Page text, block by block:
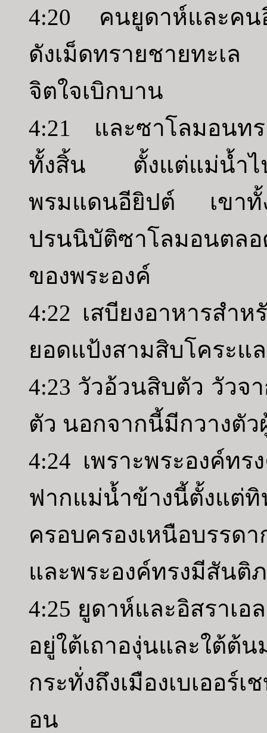
4:20 คนยูดาห์และคน
ดังเม็ดทรายชายทะเ
จิตใจเบิกบาน
4:21 และซาโลมอนทร
ทั้งสิ้น ตั้งแต่แม่น้ำไป
พรมแดนอียิปต์ เขาทั้
ปรนนิบัติซาโลมอนตล
ของพระองค์
4:22 เสบียงอาหารสำ
ยอดแป้งสามสิบโคระแ
4:23 วัวอ้วนสิบตัว วัว
ตัว นอกจากนี้มีกวางตัว
4:24 เพราะพระองค์ท
ฟากแม่น้ำข้างนี้ตั้งแ
ครอบครองเหนือบรรด
และพระองค์ทรงมีสันติ
4:25 ยูดาห์และอิสราเ
อยู่ใต้เถาองุ่นและใต้ต้
กระทั่งถึงเมืองเบเออร์
อน